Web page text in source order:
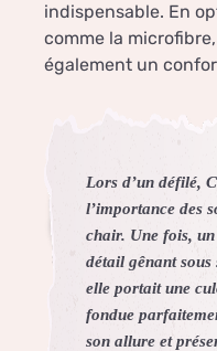
indispensable. En
comme la
également un
Lors d’un défilé,
l’importance des
chair. Une fois,
détail gênant
elle portait une
fondue
son allure et